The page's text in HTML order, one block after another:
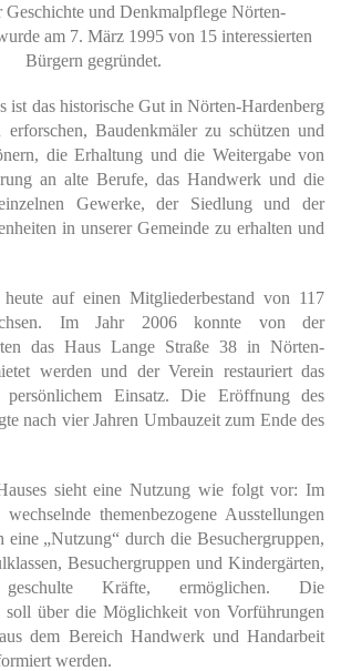
Geschichte und Denkmalpflege Nörten-
am 7. März 1995 von 15 interessierten
Bürgern gegründet.
ist das historische Gut in Nörten-Hardenberg
Baudenkmäler zu schützen und
die Erhaltung und die Weitergabe von
an alte Berufe, das Handwerk und die
Gewerke, der Siedlung und der
in unserer Gemeinde zu erhalten und
auf einen Mitgliederbestand von 117
Im Jahr 2006 konnte von der
das Haus Lange Straße 38 in Nörten-
werden und der Verein restauriert das
Einsatz. Die Eröffnung des
nach vier Jahren Umbauzeit zum Ende des
sieht eine Nutzung wie folgt vor: Im
themenbezogene Ausstellungen
eine „Nutzung“ durch die Besuchergruppen,
Besuchergruppen und Kindergärten,
Kräfte, ermöglichen. Die
soll über die Möglichkeit von Vorführungen
dem Bereich Handwerk und Handarbeit
werden.